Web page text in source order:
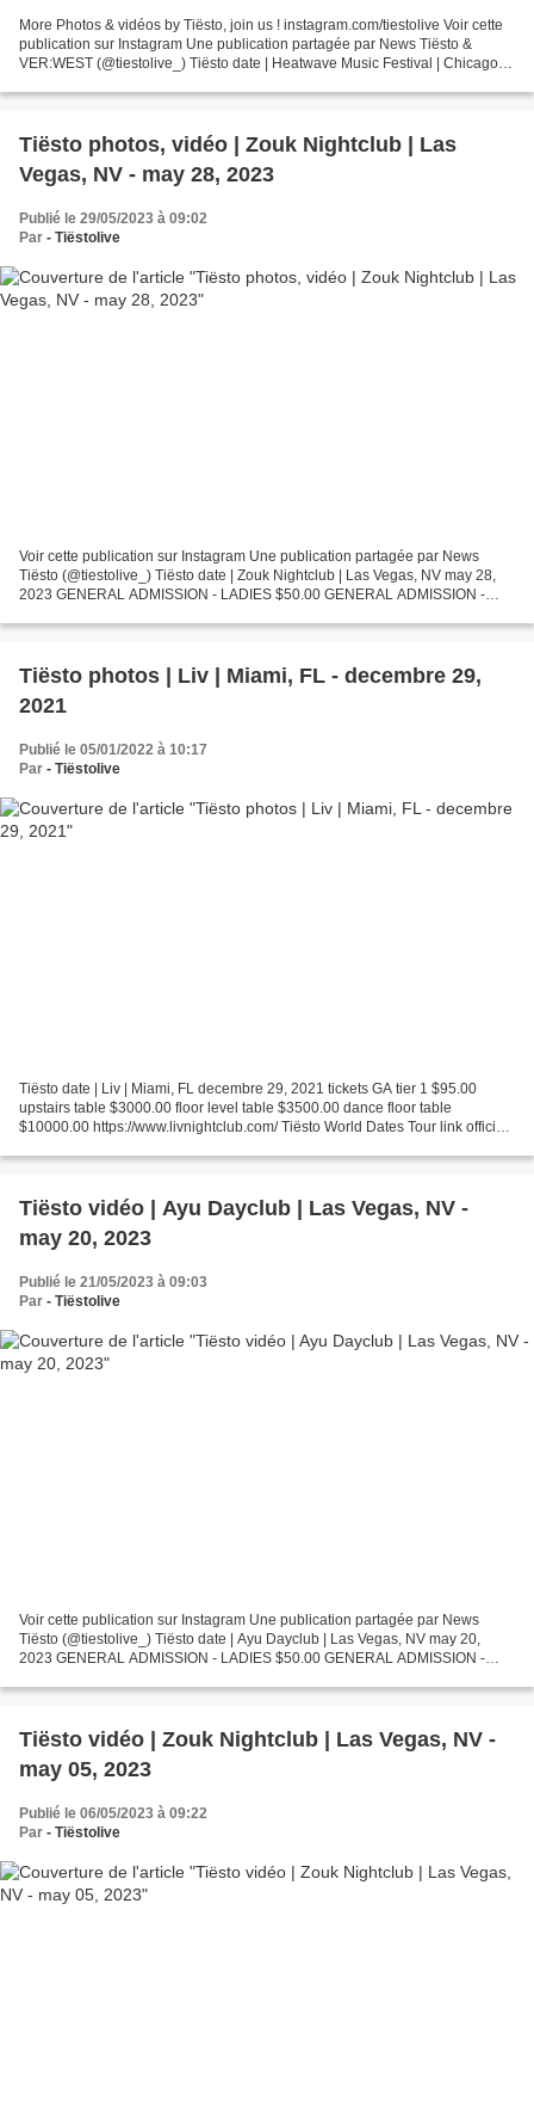
More Photos & vidéos by Tiësto, join us ! instagram.com/tiestolive Voir cette
publication sur Instagram Une publication partagée par News Tiësto &
VER:WEST (@tiestolive_) Tiësto date | Heatwave Music Festival | Chicago,
Tiësto photos, vidéo | Zouk Nightclub | Las
Vegas, NV - may 28, 2023
Publié le 29/05/2023 à 09:02
Par - Tiëstolive
Voir cette publication sur Instagram Une publication partagée par News
Tiësto (@tiestolive_) Tiësto date | Zouk Nightclub | Las Vegas, NV may 28,
2023 GENERAL ADMISSION - LADIES $50.00 GENERAL ADMISSION -
Tiësto photos | Liv | Miami, FL - decembre 29,
2021
Publié le 05/01/2022 à 10:17
Par - Tiëstolive
Tiësto date | Liv | Miami, FL decembre 29, 2021 tickets GA tier 1 $95.00
upstairs table $3000.00 floor level table $3500.00 dance floor table
$10000.00 https://www.livnightclub.com/ Tiësto World Dates Tour link official,
Tiësto vidéo | Ayu Dayclub | Las Vegas, NV -
may 20, 2023
Publié le 21/05/2023 à 09:03
Par - Tiëstolive
Voir cette publication sur Instagram Une publication partagée par News
Tiësto (@tiestolive_) Tiësto date | Ayu Dayclub | Las Vegas, NV may 20,
2023 GENERAL ADMISSION - LADIES $50.00 GENERAL ADMISSION -
Tiësto vidéo | Zouk Nightclub | Las Vegas, NV -
may 05, 2023
Publié le 06/05/2023 à 09:22
Par - Tiëstolive